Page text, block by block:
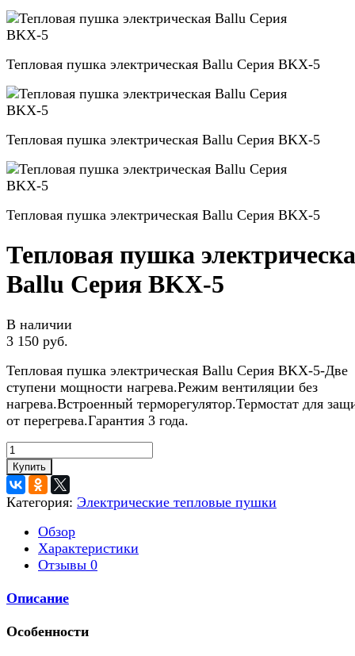
Тепловая пушка электрическая Ballu Серия BKX-5
Тепловая пушка электрическая Ballu Серия BKX-5
Тепловая пушка электрическая Ballu Серия BKX-5
Тепловая пушка
Ballu Серия BKX-5
В наличии
3 150 руб.
Тепловая пушка электрическая Ballu Серия BKX-5-Две
ступени мощности нагрева.Режим вентиляции без
нагрева.Встроенный терморегулятор.Термостат для
от перегрева.Гарантия 3 года.
Купить
Категория: Электрические тепловые пушки
Обзор
Характеристики
Отзывы 0
Описание
Особенности